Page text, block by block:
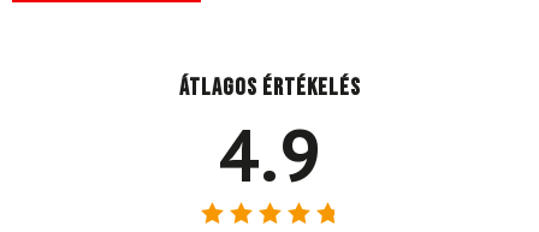
Átlagos értékelés
4.9